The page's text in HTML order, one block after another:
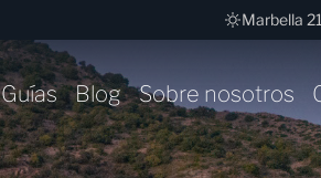
Marbella
Guías Blog Sobre nosotros